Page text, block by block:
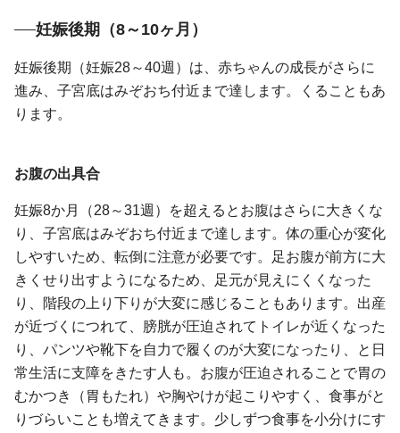
妊娠後期（8～10ヶ月）
妊娠後期（妊娠28～40週）は、赤ちゃんの成長がさらに
進み、子宮底はみぞおち付近まで達します。くることもあ
ります。
お腹の出具合
妊娠8か月（28～31週）を超えるとお腹はさらに大きくな
り、子宮底はみぞおち付近まで達します。体の重心が変化
しやすいため、転倒に注意が必要です。足お腹が前方に大
きくせり出すようになるため、足元が見えにくくなった
り、階段の上り下りが大変に感じることもあります。出産
が近づくにつれて、膀胱が圧迫されてトイレが近くなった
り、パンツや靴下を自力で履くのが大変になったり、と日
常生活に支障をきたす人も。お腹が圧迫されることで胃の
むかつき（胃もたれ）や胸やけが起こりやすく、食事がと
りづらいことも増えてきます。少しずつ食事を小分けにす